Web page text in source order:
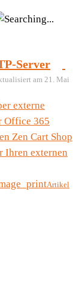
Server
am 21. Mai
externe
Office 365
Zen Cart Shop
Ihren externen
Artikel